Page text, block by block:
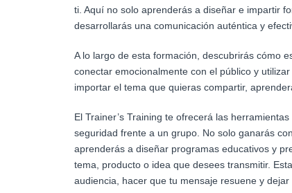
ti. Aquí no solo aprenderás a diseñar e impartir
desarrollarás una comunicación auténtica y
A lo largo de esta formación, descubrirás cómo
conectar emocionalmente con el público y
importar el tema que quieras compartir,
El Trainer’s Training te ofrecerá las
seguridad frente a un grupo. No solo ganarás
aprenderás a diseñar programas educativos y
tema, producto o idea que desees transmitir.
audiencia, hacer que tu mensaje resuene y dejar